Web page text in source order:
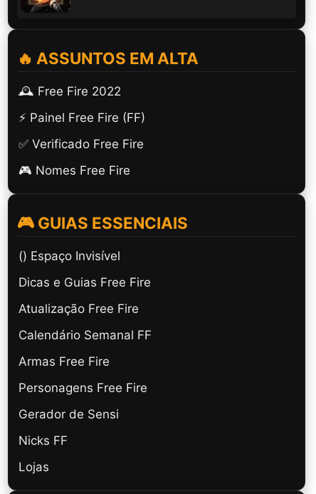
🔥 ASSUNTOS EM ALTA
🕰️ Free Fire 2022
⚡ Painel Free Fire (FF)
✅ Verificado Free Fire
🎮 Nomes Free Fire
🎮 GUIAS ESSENCIAIS
(ㅤ) Espaço Invisível
Dicas e Guias Free Fire
Atualização Free Fire
Calendário Semanal FF
Armas Free Fire
Personagens Free Fire
Gerador de Sensi
Nicks FF
Lojas